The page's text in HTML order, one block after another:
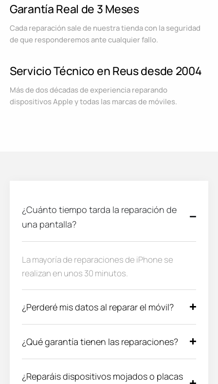
Garantía Real de 3 Meses
Cada reparación sale de nuestra tienda con la seguridad
de que responderemos ante cualquier fallo.
Servicio Técnico en Reus desde 2004
Más de dos décadas de experiencia reparando
dispositivos Apple y todas las marcas de móviles.
¿Cuánto tiempo tarda la reparación de
una pantalla?
La mayoría de reparaciones de iPhone se
realizan en unos 30 minutos.
¿Perderé mis datos al reparar el móvil?
¿Qué garantía tienen las reparaciones?
¿Reparáis dispositivos mojados o placas